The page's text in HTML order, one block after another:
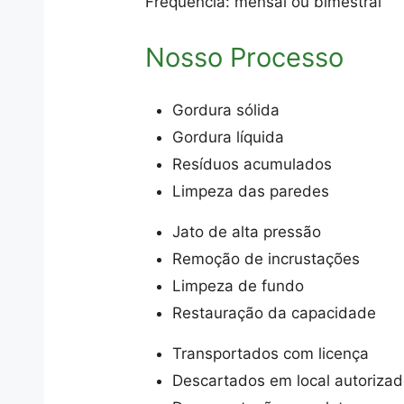
Nosso Processo
Gordura sólida
Gordura líquida
Resíduos acumulados
Limpeza das paredes
Jato de alta pressão
Remoção de incrustações
Limpeza de fundo
Restauração da capacidade
Transportados com licença
Descartados em local